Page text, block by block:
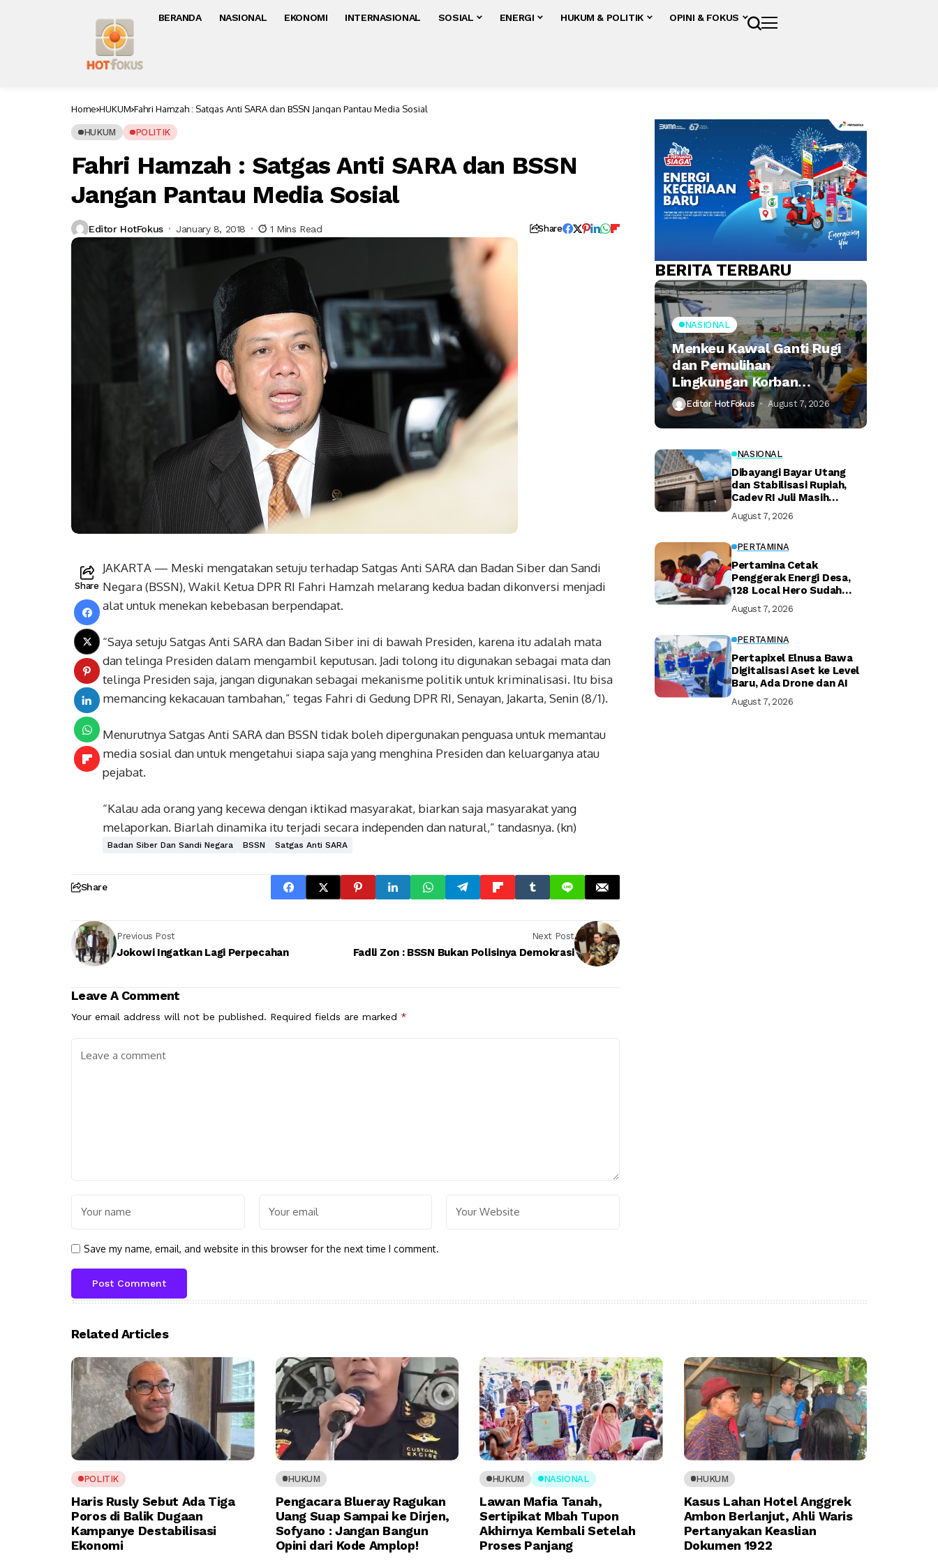
BERANDA NASIONAL EKONOMI INTERNASIONAL SOSIAL ENERGI HUKUM & POLITIK OPINI & FOKUS
Home HUKUM Fahri Hamzah : Satgas Anti SARA dan BSSN Jangan Pantau Media Sosial
HUKUM POLITIK
Fahri Hamzah : Satgas Anti SARA dan BSSN
Jangan Pantau Media Sosial
Editor HotFokus January 8, 2018 1 Mins Read Share
Share
JAKARTA — Meski mengatakan setuju terhadap Satgas Anti SARA dan Badan Siber dan Sandi
Negara (BSSN), Wakil Ketua DPR RI Fahri Hamzah melarang kedua badan dikonversi menjadi
alat untuk menekan kebebasan berpendapat.
“Saya setuju Satgas Anti SARA dan Badan Siber ini di bawah Presiden, karena itu adalah mata
dan telinga Presiden dalam mengambil keputusan. Jadi tolong itu digunakan sebagai mata dan
telinga Presiden saja, jangan digunakan sebagai mekanisme politik untuk kriminalisasi. Itu bisa
memancing kekacauan tambahan,” tegas Fahri di Gedung DPR RI, Senayan, Jakarta, Senin (8/1).
Menurutnya Satgas Anti SARA dan BSSN tidak boleh dipergunakan penguasa untuk memantau
media sosial dan untuk mengetahui siapa saja yang menghina Presiden dan keluarganya atau
pejabat.
“Kalau ada orang yang kecewa dengan iktikad masyarakat, biarkan saja masyarakat yang
melaporkan. Biarlah dinamika itu terjadi secara independen dan natural,” tandasnya. (kn)
Badan Siber Dan Sandi Negara BSSN Satgas Anti SARA
Share
Previous Post
Jokowi Ingatkan Lagi Perpecahan
Next Post
Fadli Zon : BSSN Bukan Polisinya Demokrasi
Leave A Comment
Your email address will not be published. Required fields are marked *
Save my name, email, and website in this browser for the next time I comment.
BERITA TERBARU
NASIONAL
Menkeu Kawal Ganti Rugi
dan Pemulihan
Lingkungan Korban
Tumpahan Minyak
Montara
Editor HotFokus August 7, 2026
NASIONAL
Dibayangi Bayar Utang
dan Stabilisasi Rupiah,
Cadev RI Juli Masih
August 7, 2026
PERTAMINA
Pertamina Cetak
Penggerak Energi Desa,
128 Local Hero Sudah
August 7, 2026
PERTAMINA
Pertapixel Elnusa Bawa
Digitalisasi Aset ke Level
Baru, Ada Drone dan AI
August 7, 2026
Related Articles
POLITIK
Haris Rusly Sebut Ada Tiga
Poros di Balik Dugaan
Kampanye Destabilisasi
Ekonomi
HUKUM
Pengacara Blueray Ragukan
Uang Suap Sampai ke Dirjen,
Sofyano : Jangan Bangun
Opini dari Kode Amplop!
HUKUM NASIONAL
Lawan Mafia Tanah,
Sertipikat Mbah Tupon
Akhirnya Kembali Setelah
Proses Panjang
HUKUM
Kasus Lahan Hotel Anggrek
Ambon Berlanjut, Ahli Waris
Pertanyakan Keaslian
Dokumen 1922